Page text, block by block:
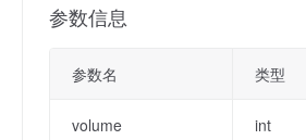
参数信息
参数名 类型
volume int